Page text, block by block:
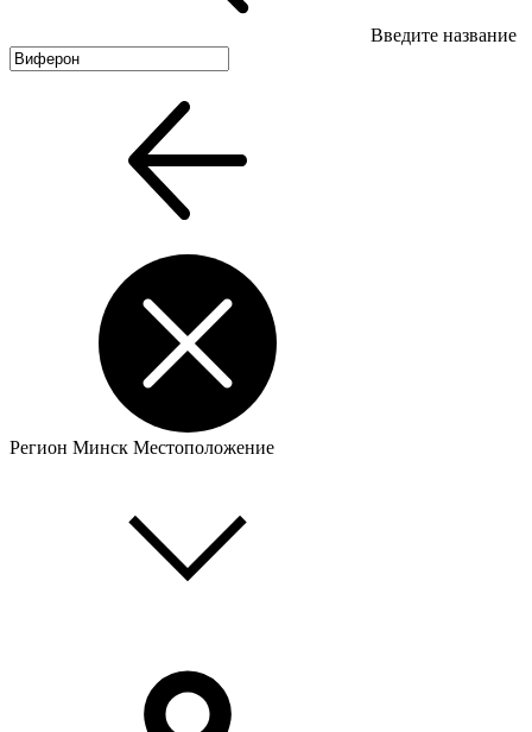
Введите название
Регион Минск Местоположение